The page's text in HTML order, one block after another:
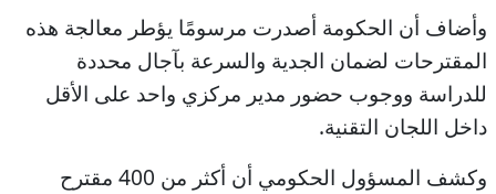
وأضاف أن الحكومة أصدرت مرسومًا يؤطر معالجة هذه
المقترحات لضمان الجدية والسرعة بآجال محددة
للدراسة ووجوب حضور مدير مركزي واحد على الأقل
داخل اللجان التقنية.
وكشف المسؤول الحكومي أن أكثر من 400 مقترح